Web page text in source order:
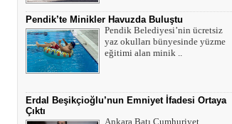
Pendik’te Minikler Havuzda Buluştu
Pendik Belediyesi’nin ücretsiz
yaz okulları bünyesinde yüzme
eğitimi alan minik ..
Erdal Beşikçioğlu’nun Emniyet İfadesi Ortaya
Çıktı
Ankara Batı Cumhuriyet